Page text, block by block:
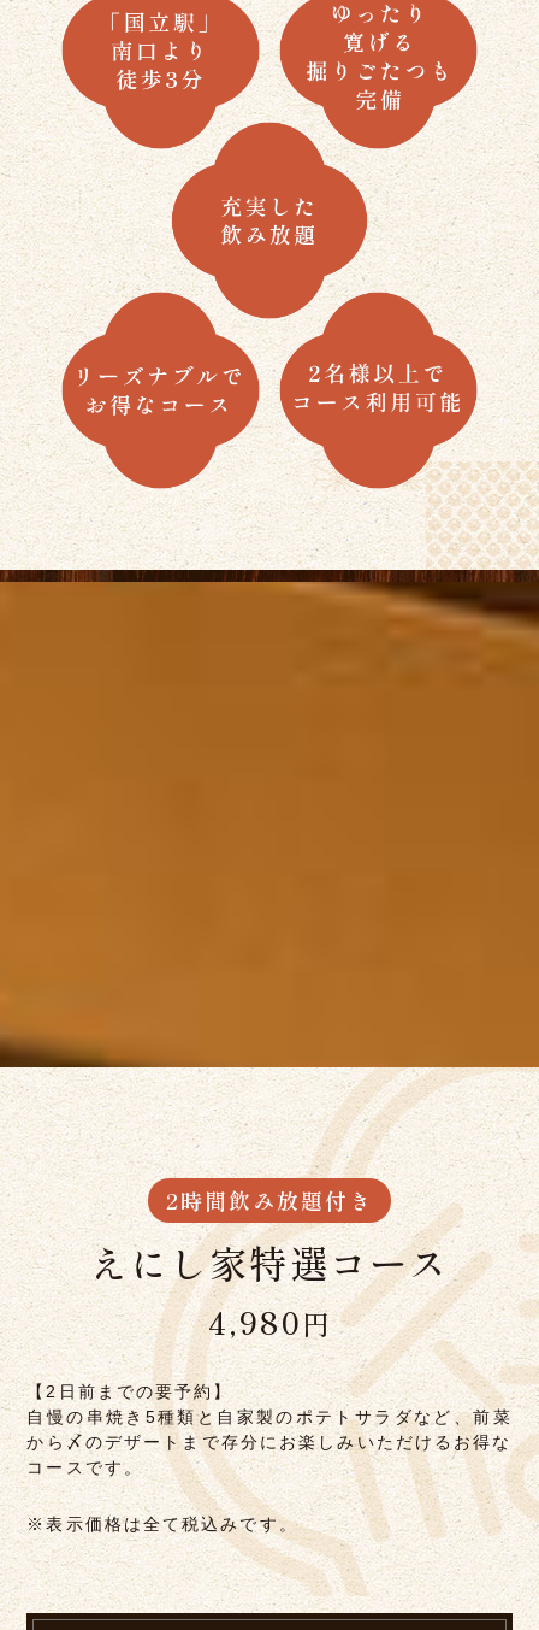
2時間飲み放題付き
えにし家特選コース
4,980円
【2日前までの要予約】
自慢の串焼き5種類と自家製のポテトサラダなど、前菜
から〆のデザートまで存分にお楽しみいただけるお得な
コースです。
※表示価格は全て税込みです。